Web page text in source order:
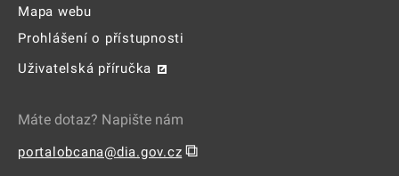
Mapa webu
Prohlášení o přístupnosti
Uživatelská příručka
Máte dotaz? Napište nám
portalobcana@dia.gov.cz ⧉